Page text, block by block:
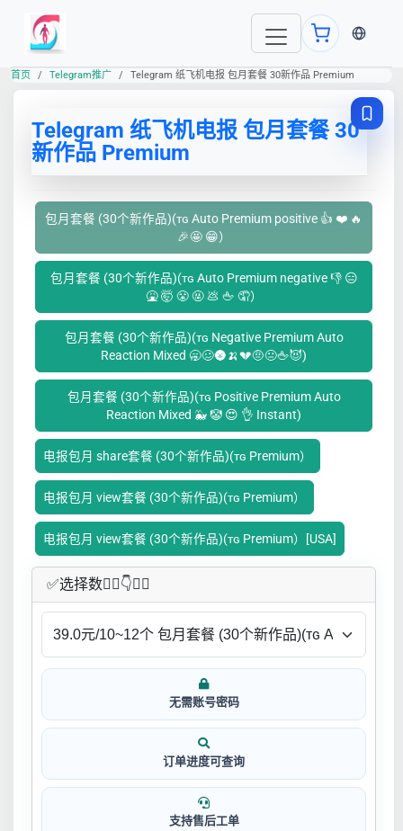
当前语
首页 Telegram推广 Telegram 纸飞机电报 包月套餐 30新作品 Premium
Telegram 纸飞机电报 包月套餐 30
新作品 Premium
包月套餐 (30个新作品)(ᴛɢ Auto Premium positive 👍 ❤️ 🔥
🎉🤩 😁）
包月套餐 (30个新作品)(ᴛɢ Auto Premium negative 👎 😑
🤮 🤯 😤 🤬 💩 🖕 🤦）
包月套餐 (30个新作品)(ᴛɢ Negative Premium Auto
Reaction Mixed 🥱🥴🌚🍌💔🤨😐🖕😈)
包月套餐 (30个新作品)(ᴛɢ Positive Premium Auto
Reaction Mixed 🐳 🤡 😍 👌 Instant)
电报包月 share套餐 (30个新作品)(ᴛɢ Premium）
电报包月 view套餐 (30个新作品)(ᴛɢ Premium）
电报包月 view套餐 (30个新作品)(ᴛɢ Premium）[USA]
✅​选择数👇🏻​​👇👇🏻​​
无需账号密码
订单进度可查询
支持售后工单